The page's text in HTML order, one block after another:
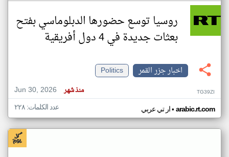
روسيا توسع حضورها الدبلوماسي بفتح
بعثات جديدة في 4 دول أفريقية
اخبار جزر القمر
Politics
Jun 30, 2026
منذ شهر TG39ZI
ار تي عربي• arabic.rt.com عدد الكلمات: ٢٢٨